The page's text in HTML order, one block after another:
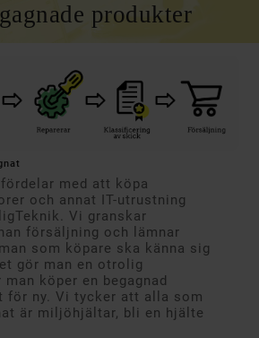
produkter
med att köpa
och annat IT-utrustning
Vi granskar
försäljning och lämnar
som köpare ska känna sig
gör man en otrolig
köper en begagnad
för ny. Vi tycker att alla som
är miljöhjältar, bli en hjälte